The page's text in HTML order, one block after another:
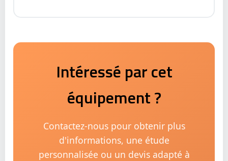
Intéressé par cet
équipement ?
Contactez-nous pour obtenir plus
d'informations, une étude
personnalisée ou un devis adapté à